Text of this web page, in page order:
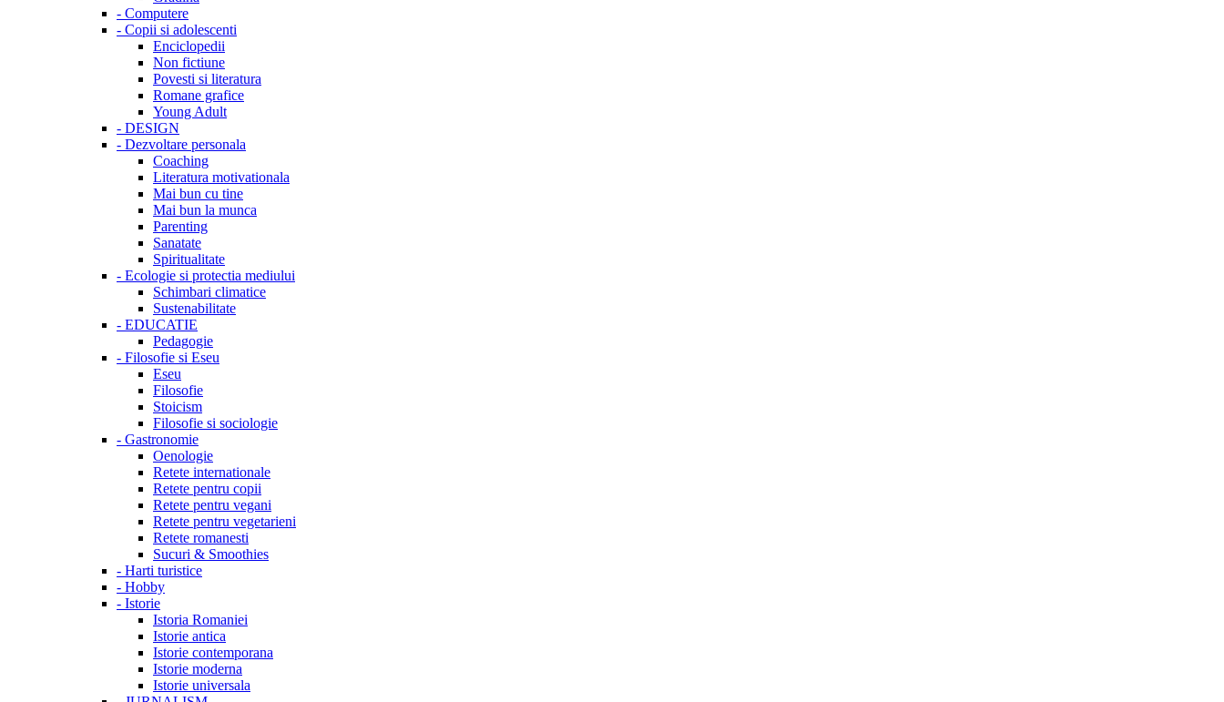
- Computere
- Copii si adolescenti
Enciclopedii
Non fictiune
Povesti si literatura
Romane grafice
Young Adult
- DESIGN
- Dezvoltare personala
Coaching
Literatura motivationala
Mai bun cu tine
Mai bun la munca
Parenting
Sanatate
Spiritualitate
- Ecologie si protectia mediului
Schimbari climatice
Sustenabilitate
- EDUCATIE
Pedagogie
- Filosofie si Eseu
Eseu
Filosofie
Stoicism
Filosofie si sociologie
- Gastronomie
Oenologie
Retete internationale
Retete pentru copii
Retete pentru vegani
Retete pentru vegetarieni
Retete romanesti
Sucuri & Smoothies
- Harti turistice
- Hobby
- Istorie
Istoria Romaniei
Istorie antica
Istorie contemporana
Istorie moderna
Istorie universala